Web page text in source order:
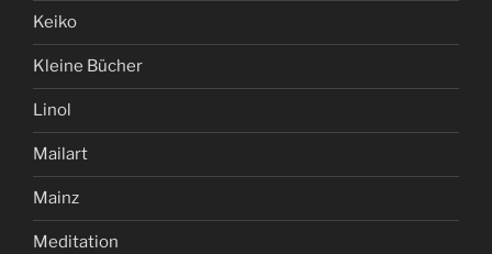
Keiko
Kleine Bücher
Linol
Mailart
Mainz
Meditation